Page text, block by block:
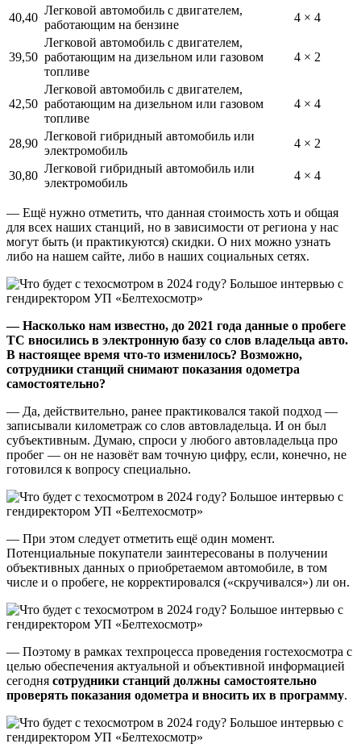
40,40
Легковой автомобиль с двигателем,
работающим на бензине
4 × 4
39,50
Легковой автомобиль с двигателем,
работающим на дизельном или газовом
топливе
4 × 2
42,50
Легковой автомобиль с двигателем,
работающим на дизельном или газовом
топливе
4 × 4
28,90
Легковой гибридный автомобиль или
электромобиль
4 × 2
30,80
Легковой гибридный автомобиль или
электромобиль
4 × 4
— Ещё нужно отметить, что данная стоимость хоть и общая
для всех наших станций, но в зависимости от региона у нас
могут быть (и практикуются) скидки. О них можно узнать
либо на нашем сайте, либо в наших социальных сетях.
— Насколько нам известно, до 2021 года данные о пробеге
ТС вносились в электронную базу со слов владельца авто.
В настоящее время что-то изменилось? Возможно,
сотрудники станций снимают показания одометра
самостоятельно?
— Да, действительно, ранее практиковался такой подход —
записывали километраж со слов автовладельца. И он был
субъективным. Думаю, спроси у любого автовладельца про
пробег — он не назовёт вам точную цифру, если, конечно, не
готовился к вопросу специально.
— При этом следует отметить ещё один момент.
Потенциальные покупатели заинтересованы в получении
объективных данных о приобретаемом автомобиле, в том
числе и о пробеге, не корректировался («скручивался») ли он.
— Поэтому в рамках техпроцесса проведения гостехосмотра с
целью обеспечения актуальной и объективной информацией
сегодня сотрудники станций должны самостоятельно
проверять показания одометра и вносить их в программу.